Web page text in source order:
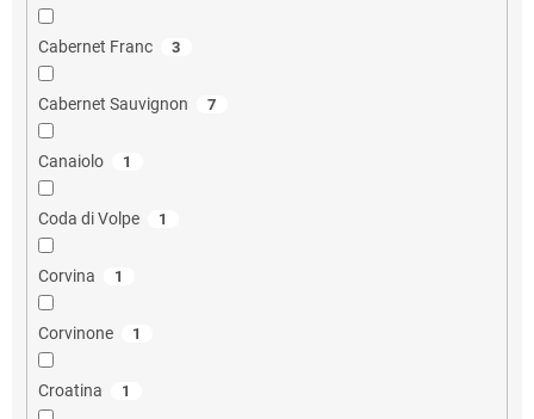
Cabernet Franc 3
Cabernet Sauvignon 7
Canaiolo 1
Coda di Volpe 1
Corvina 1
Corvinone 1
Croatina 1